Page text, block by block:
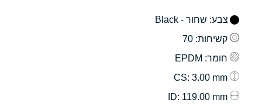
צבע: שחור - Black
קשיחות: 70
חומר: EPDM
: 3.00 mm
: 119.00 mm